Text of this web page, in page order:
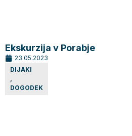
Ekskurzija v Porabje
23.05.2023
DIJAKI
,
DOGODEK